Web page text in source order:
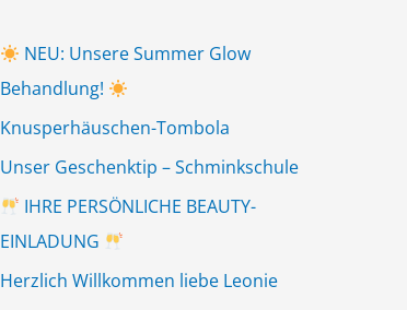
n
n
a
c
NEU: Unsere Summer Glow
Behandlung!
Knusperhäuschen-Tombola
Unser Geschenktip – Schminkschule
IHRE PERSÖNLICHE BEAUTY-
EINLADUNG
Herzlich Willkommen liebe Leonie